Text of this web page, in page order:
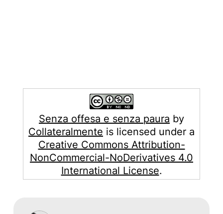
Senza offesa e senza paura by
Collateralmente is licensed under a
Creative Commons Attribution-
NonCommercial-NoDerivatives 4.0
International License.